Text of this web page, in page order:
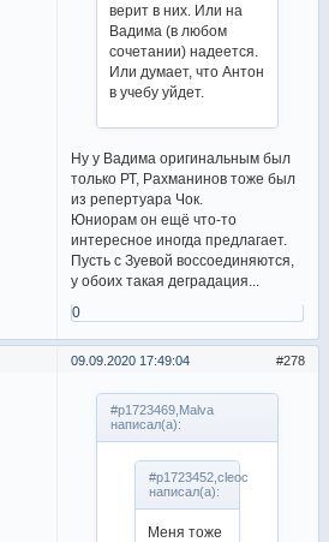
верит в них. Или на
Вадима (в любом
сочетании) надеется.
Или думает, что Антон
в учебу уйдет.
Ну у Вадима оригинальным был
только РТ, Рахманинов тоже был
из репертуара Чок.
Юниорам он ещё что-то
интересное иногда предлагает.
Пусть с Зуевой воссоединяются,
у обоих такая деградация...
0
278
09.09.2020 17:49:04
#p1723469,Malva
написал(а):
#p1723452,cleoc
написал(а):
Меня тоже